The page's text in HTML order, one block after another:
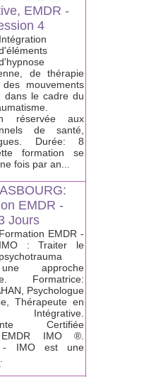
EMDR -
4
Intégration
de thérapie
mouvements
dans le cadre du
réservée aux
de santé,
Durée: 8
formation se
fois par an...
EMDR -
Jours
Formation EMDR -
IMO : Traiter le
psychotrauma
approche
Formatrice:
Psychologue
Thérapeute en
Intégrative.
Certifiée
IMO ®.
- IMO est une